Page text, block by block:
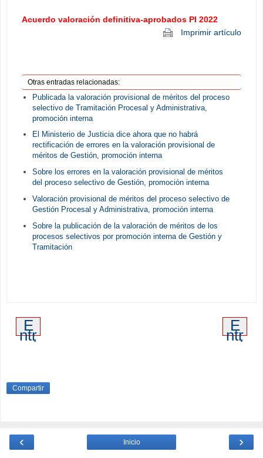
Acuerdo valoración definitiva-aprobados PI 2022
Imprimir artículo
Otras entradas relacionadas:
Publicada la valoración provisional de méritos del proceso
selectivo de Tramitación Procesal y Administrativa,
promoción interna
El Ministerio de Justicia dice ahora que no habrá
rectificación de errores en la valoración provisional de
méritos de Gestión, promoción interna
Sobre los errores en la valoración provisional de méritos
del proceso selectivo de Gestión, promoción interna
Valoración provisional de méritos del proceso selectivo de
Gestión Procesal y Administrativa, promoción interna
Sobre la publicación de la valoración de méritos de los
procesos selectivos por promoción interna de Gestión y
Tramitación
E
ntr
ad
re
ci
E
ntr
ad
Compartir
‹ ›
Inicio